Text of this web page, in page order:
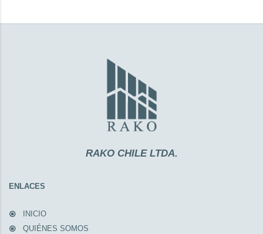
RAKO CHILE LTDA.
ENLACES
INICIO
QUIÉNES SOMOS